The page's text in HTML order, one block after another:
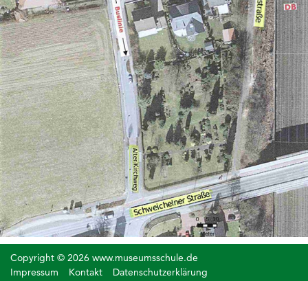
Copyright © 2026 www.museumsschule.de
Impressum
Kontakt Datenschutzerklärung